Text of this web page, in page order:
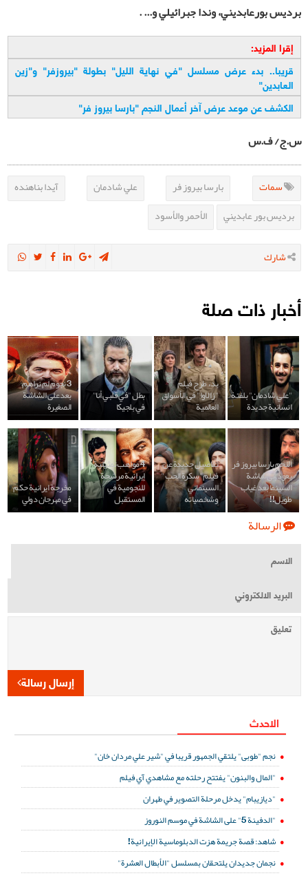
برديس بورعابديني، وندا جبرائيلي و... .
إقرا المزيد:
قريبا.. بدء عرض مسلسل "في نهاية الليل" بطولة "بيروزفر" و"زين
العابدين"
الكشف عن موعد عرض آخر أعمال النجم "بارسا بيروز فر"
س.ج/ ف.س
سمات بارسا بيروز فر علي شادمان
آيدا بناهنده
برديس بور عابديني
الأحمر والأسود
شارك
أخبار ذات صلة
"علي شادمان" بلفتة
انسانية جديدة
بدء طرح فيلم
"زالاوا" في الأسواق
العالمية
بطل "في قلبي أنا"
في بلجيكا
3 نجوم لم نراهم
بعد على الشاشة
الصغيرة
النجم بارسا بيروز فر
يعود إلى شاشة
السينما بعد غياب
طويل!!
تفاصيل جديدة عن
فيلم "سكرة الحب "
السينمائي
وشخصياته
4 مواهب تمثيلية
إيرانية مرشحة
للنجومية في
المستقبل
مخرجة ايرانية حكم
في مهرجان دولي
الرسالة
إرسال رسالة
الاحدث
نجم "طوبى" يلتقي الجمهور قريبا في "شير علي مردان خان"
"المال والبنون" يفتتح رحلته مع مشاهدي آي فيلم
"ديازيبام" يدخل مرحلة التصوير في طهران
"الدفينة 5" على الشاشة في موسم النوروز
شاهد: قصة جريمة هزت الدبلوماسية الإيرانية!
نجمان جديدان يلتحقان بمسلسل "الأبطال العشرة"